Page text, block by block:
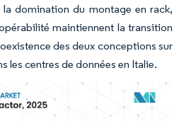
domination du montage en rack,
maintiennent la transition
des deux conceptions sur
les centres de données en Italie.